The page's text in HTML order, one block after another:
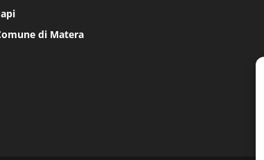
di Matera